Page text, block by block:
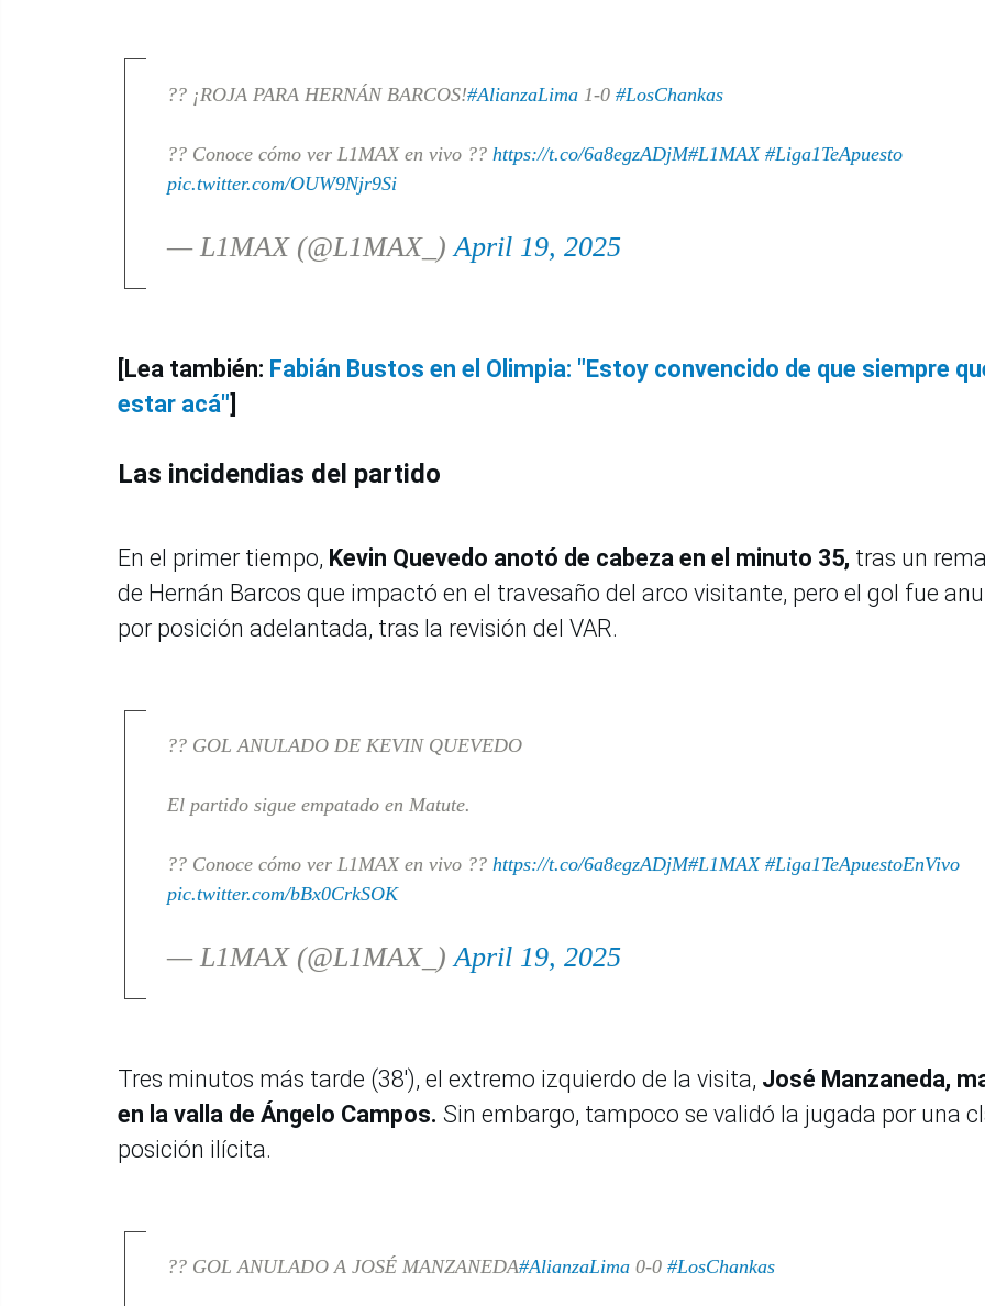
?? ¡ROJA PARA HERNÁN BARCOS!#AlianzaLima1-0 #LosChankas
?? Conoce cómo ver L1MAX en vivo ?? https://t.co/6a8egzADjM#L1MAX #Liga1TeApuesto
pic.twitter.com/OUW9Njr9Si
— L1MAX (@L1MAX_) April 19, 2025
[Lea también: Fabián Bustos en el Olimpia: "Estoy convencido de que siempre
estar acá"]
Las incidendias del partido
En el primer tiempo, Kevin Quevedo anotó de cabeza en el minuto 35, tras un
de Hernán Barcos que impactó en el travesaño del arco visitante, pero el gol fue
por posición adelantada, tras la revisión del VAR.
?? GOL ANULADO DE KEVIN QUEVEDO
El partido sigue empatado en Matute.
?? Conoce cómo ver L1MAX en vivo ?? https://t.co/6a8egzADjM#L1MAX #Liga1TeApuestoEnVivo
pic.twitter.com/bBx0CrkSOK
— L1MAX (@L1MAX_)April 19, 2025
Tres minutos más tarde (38'), el extremo izquierdo de la visita, José Manzaneda,
en la valla de Ángelo Campos. Sin embargo, tampoco se validó la jugada por una
posición ilícita.
?? GOL ANULADO A JOSÉ MANZANEDA#AlianzaLima0-0 #LosChankas